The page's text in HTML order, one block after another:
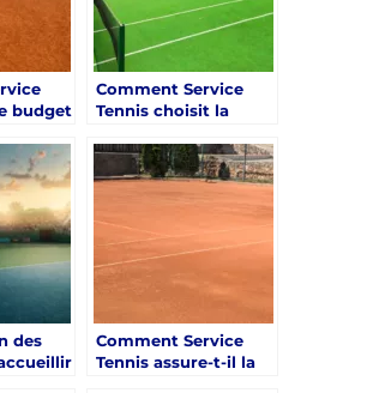
budget
Saint-
Comment Service
Tennis choisit la
d’une renovation
court de tennis Saint-
Tropez ?
des
Comment Service
Tennis assure-t-il la